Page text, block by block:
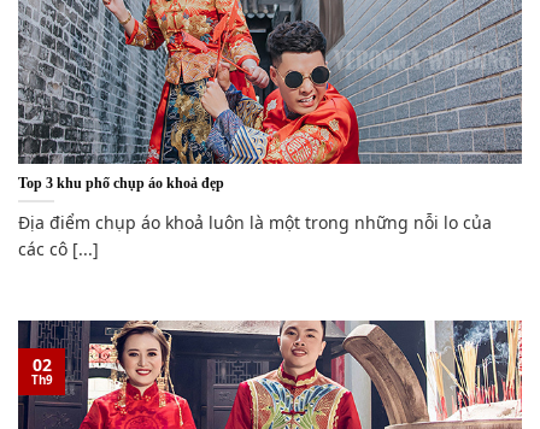
Top 3 khu phố chụp áo khoả đẹp
Địa điểm chụp áo khoả luôn là một trong những nỗi lo của
các cô [...]
02
Th9